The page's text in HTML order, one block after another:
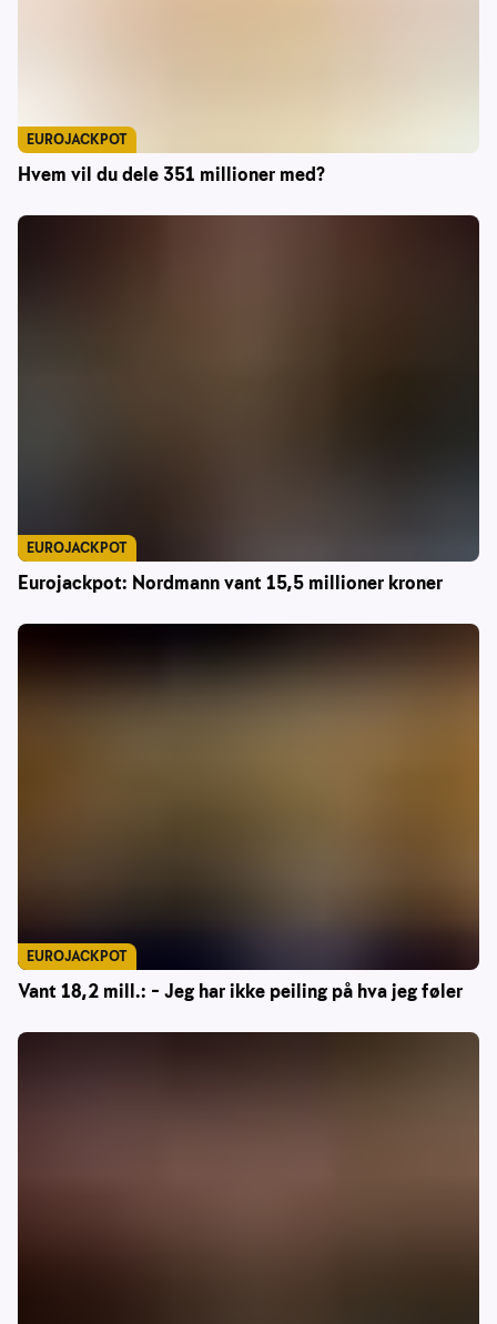
Hvem vil du dele 351 millioner med?
EUROJACKPOT
Eurojackpot: Nordmann vant 15,5 millioner kroner
EUROJACKPOT
Vant 18,2 mill.: – Jeg har ikke peiling på hva jeg føler
EUROJACKPOT